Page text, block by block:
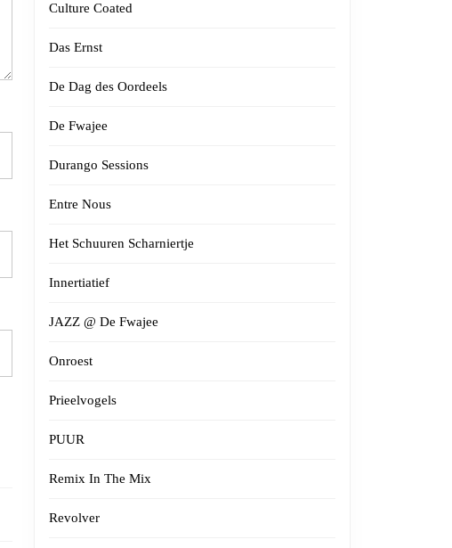
Culture Coated
Das Ernst
De Dag des Oordeels
De Fwajee
Durango Sessions
Entre Nous
Het Schuuren Scharniertje
Innertiatief
JAZZ @ De Fwajee
Onroest
Prieelvogels
PUUR
Remix In The Mix
Revolver